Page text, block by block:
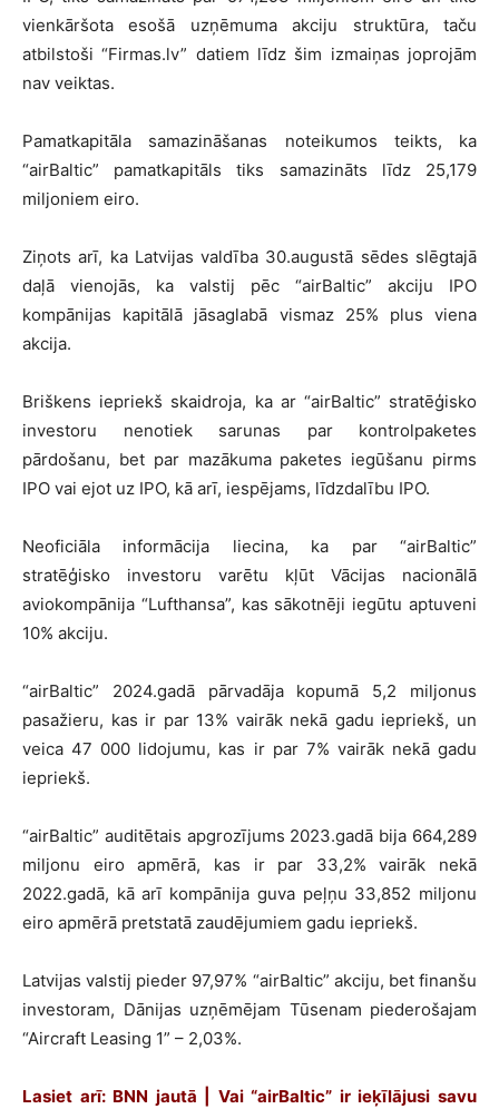
vienkāršota esošā uzņēmuma akciju struktūra, taču
atbilstoši “Firmas.lv” datiem līdz šim izmaiņas joprojām
nav veiktas.
Pamatkapitāla samazināšanas noteikumos teikts, ka
“airBaltic” pamatkapitāls tiks samazināts līdz 25,179
miljoniem eiro.
Ziņots arī, ka Latvijas valdība 30.augustā sēdes slēgtajā
daļā vienojās, ka valstij pēc “airBaltic” akciju IPO
kompānijas kapitālā jāsaglabā vismaz 25% plus viena
akcija.
Briškens iepriekš skaidroja, ka ar “airBaltic” stratēģisko
investoru nenotiek sarunas par kontrolpaketes
pārdošanu, bet par mazākuma paketes iegūšanu pirms
IPO vai ejot uz IPO, kā arī, iespējams, līdzdalību IPO.
Neoficiāla informācija liecina, ka par “airBaltic”
stratēģisko investoru varētu kļūt Vācijas nacionālā
aviokompānija “Lufthansa”, kas sākotnēji iegūtu aptuveni
10% akciju.
“airBaltic” 2024.gadā pārvadāja kopumā 5,2 miljonus
pasažieru, kas ir par 13% vairāk nekā gadu iepriekš, un
veica 47 000 lidojumu, kas ir par 7% vairāk nekā gadu
iepriekš.
“airBaltic” auditētais apgrozījums 2023.gadā bija 664,289
miljonu eiro apmērā, kas ir par 33,2% vairāk nekā
2022.gadā, kā arī kompānija guva peļņu 33,852 miljonu
eiro apmērā pretstatā zaudējumiem gadu iepriekš.
Latvijas valstij pieder 97,97% “airBaltic” akciju, bet finanšu
investoram, Dānijas uzņēmējam Tūsenam piederošajam
“Aircraft Leasing 1” – 2,03%.
Lasiet arī: BNN jautā | Vai “airBaltic” ir ieķīlājusi savu